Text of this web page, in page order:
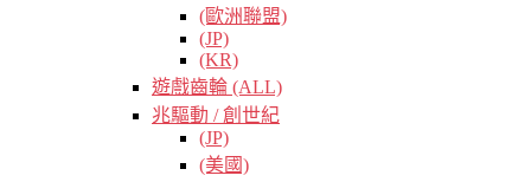
(歐洲聯盟)
(JP)
(KR)
遊戲齒輪 (ALL)
兆驅動 / 創世紀
(JP)
(美國)